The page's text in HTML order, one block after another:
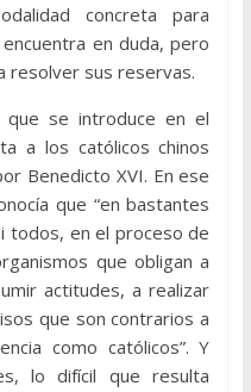
concreta para
en duda, pero
resolver sus reservas.
que se introduce en el
a los católicos chinos
Benedicto XVI. En ese
que “en bastantes
todos, en el proceso de
que obligan a
actitudes, a realizar
que son contrarios a
como católicos”. Y
lo difícil que resulta